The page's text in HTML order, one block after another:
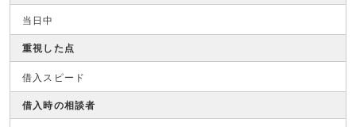
当日中
重視した点
借入スピード
借入時の相談者